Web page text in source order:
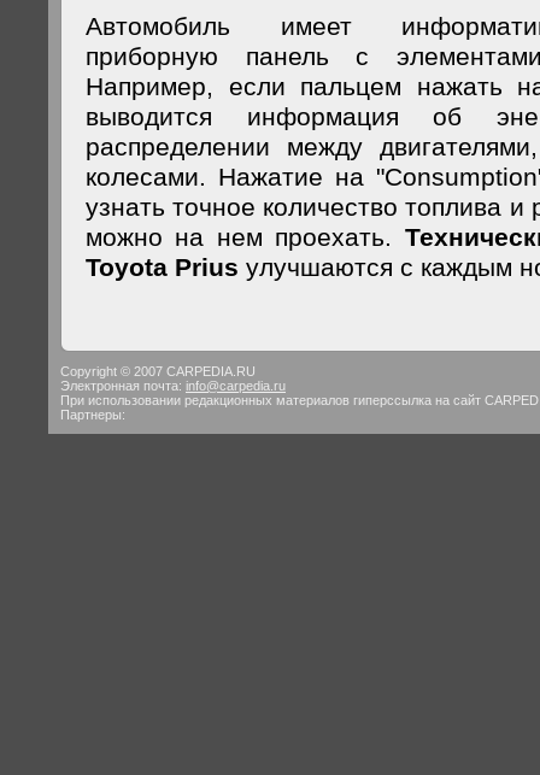
Автомобиль имеет
приборную панель с элементами
Например, если пальцем нажать
выводится информация об
распределении между
колесами. Нажатие на
узнать точное количество топлива и
можно на нем проехать.
Toyota Prius улучшаются с каждым
Copyright © 2007 CARPEDIA.RU
Электронная почта: info@carpedia.ru
При использовании редакционных материалов гиперссылка на сайт
Партнеры: